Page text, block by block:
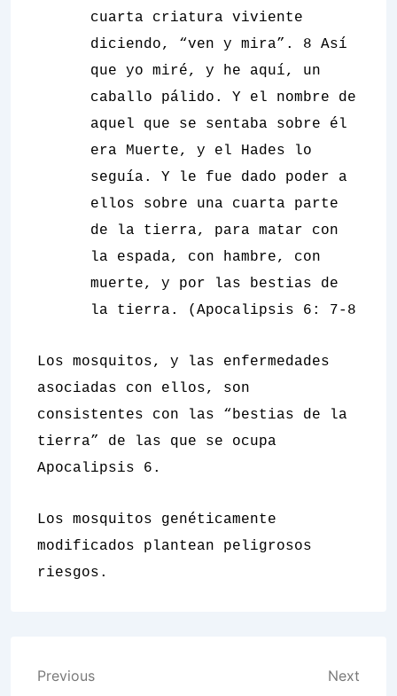
cuarta criatura viviente
diciendo, “ven y mira”. 8 Así
que yo miré, y he aquí, un
caballo pálido. Y el nombre de
aquel que se sentaba sobre él
era Muerte, y el Hades lo
seguía. Y le fue dado poder a
ellos sobre una cuarta parte
de la tierra, para matar con
la espada, con hambre, con
muerte, y por las bestias de
la tierra. (Apocalipsis 6: 7-8
Los mosquitos, y las enfermedades
asociadas con ellos, son
consistentes con las “bestias de la
tierra” de las que se ocupa
Apocalipsis 6.
Los mosquitos genéticamente
modificados plantean peligrosos
riesgos.
Post
Previous Next